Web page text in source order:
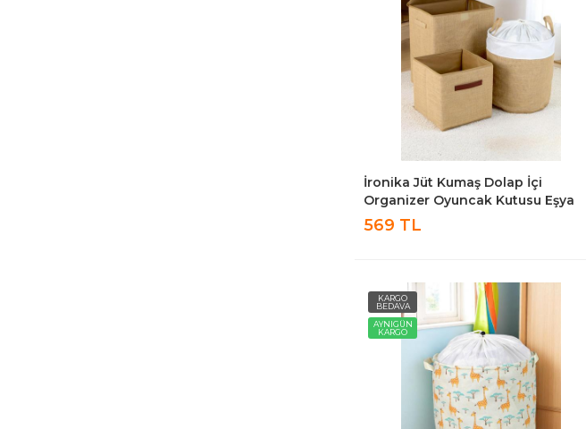
İronika Jüt Kumaş Dolap İçi
Organizer Oyuncak Kutusu Eşya
Çamaşır Saklama Sepeti
Düzenleyici Kutu 3lü Set
569 TL
KARGO
BEDAVA
AYNIGÜN
KARGO